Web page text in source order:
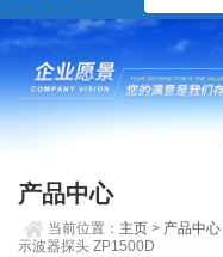
产品中心
当前位置： 主页 > 产品中心
示波器探头 ZP1500D